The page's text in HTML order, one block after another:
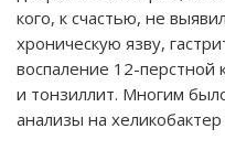
кого, к счастью, не
хроническую язву,
воспаление 12-
и тонзиллит. Многим
анализы на